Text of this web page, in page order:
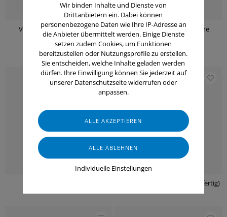
ViraProtect Plus Industrie -
Flächendesinfektion
(anwendungsfertig)
Safe Care Nitrilhandschuhe
BCL-DGL-6200 (anwendungsfertig)
Wir binden Inhalte und Dienste von
Drittanbietern ein. Dabei können
personenbezogene Daten wie Ihre IP-Adresse an
die Anbieter übermittelt werden. Einige Dienste
setzen zudem Cookies, um Funktionen
bereitzustellen oder Nutzungsprofile zu erstellen.
Sie entscheiden, welche Inhalte geladen werden
dürfen. Ihre Einwilligung können Sie jederzeit auf
unserer Datenschutzseite widerrufen oder
anpassen.
Individuelle Einstellungen